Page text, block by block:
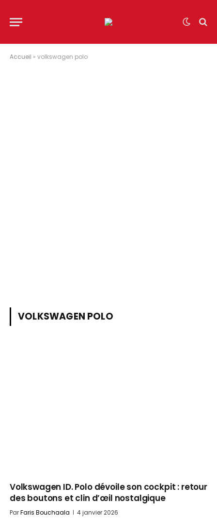
Accueil » volkswagen polo
VOLKSWAGEN POLO
Volkswagen ID. Polo dévoile son cockpit : retour
des boutons et clin d’œil nostalgique
ParFaris Bouchaala 4 janvier 2026